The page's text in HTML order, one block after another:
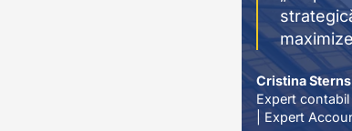
Cristina Sterns
Expert
| Expert